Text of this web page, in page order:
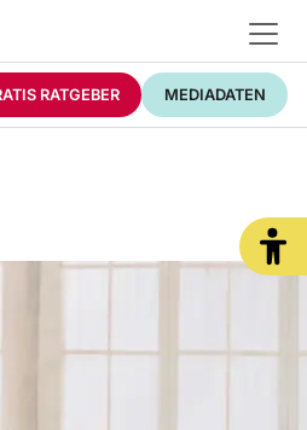
RATGEBER MEDIADATEN